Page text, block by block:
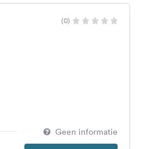
(0)
Geen informatie